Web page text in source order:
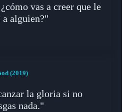
vas a creer que le
a alguien?"
(2019)
la gloria si no
nada."